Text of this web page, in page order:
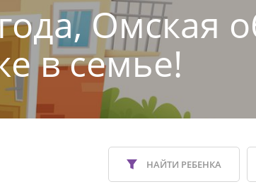
Омская
в семье!
НАЙТИ РЕБЕНКА